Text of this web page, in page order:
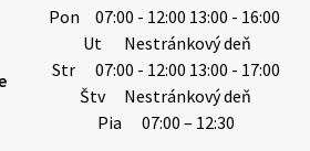
Pon
07:00 - 12:00 13:00 - 16:00
Ut
Nestránkový deň
Str
07:00 - 12:00 13:00 - 17:00
Štv
Nestránkový deň
Pia
07:00 – 12:30